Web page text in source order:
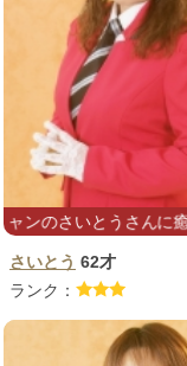
いとうさんに癒されて
さいとう 62才
ランク：
ゆったりと心